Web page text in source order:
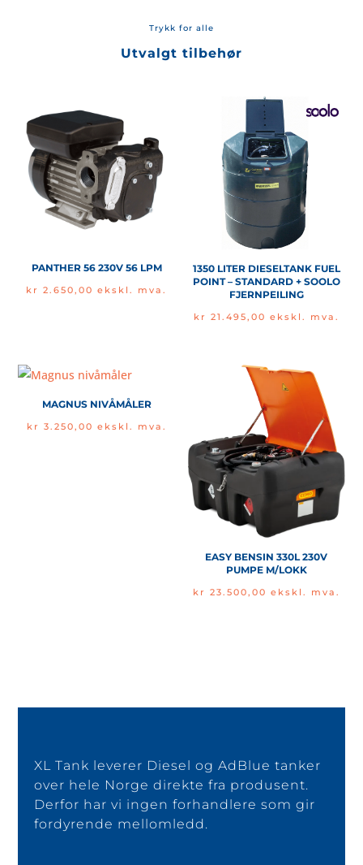
Trykk for alle
Utvalgt tilbehør
PANTHER 56 230V 56 LPM
kr 2.650,00 ekskl. mva.
1350 LITER DIESELTANK FUEL
POINT – STANDARD + SOOLO
FJERNPEILING
kr 21.495,00 ekskl. mva.
MAGNUS NIVÅMÅLER
kr 3.250,00 ekskl. mva.
EASY BENSIN 330L 230V
PUMPE M/LOKK
kr 23.500,00 ekskl. mva.
XL Tank leverer Diesel og AdBlue tanker
over hele Norge direkte fra produsent.
Derfor har vi ingen forhandlere som gir
fordyrende mellomledd.